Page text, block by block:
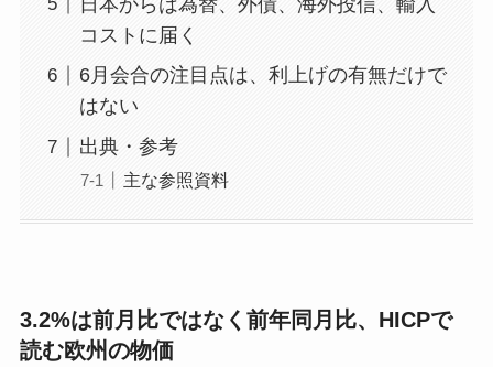
コストに届く
6月会合の注目点は、利上げの有無だけで
はない
出典・参考
主な参照資料
3.2%は前月比ではなく前年同月比、HICPで
読む欧州の物価